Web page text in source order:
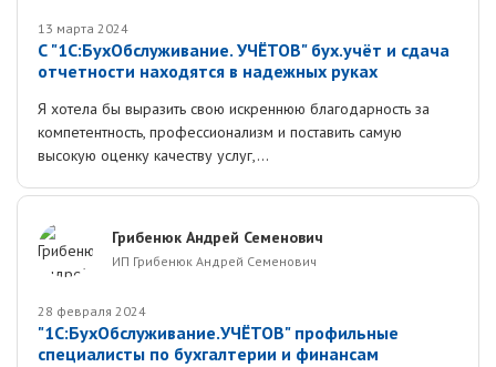
13 марта 2024
С "1С:БухОбслуживание. УЧЁТОВ" бух.учёт и сдача
отчетности находятся в надежных руках
Я хотела бы выразить свою искреннюю благодарность за
компетентность, профессионализм и поставить самую
высокую оценку качеству услуг,...
Грибенюк Андрей Семенович
ИП Грибенюк Андрей Семенович
28 февраля 2024
"1С:БухОбслуживание.УЧЁТОВ" профильные
специалисты по бухгалтерии и финансам